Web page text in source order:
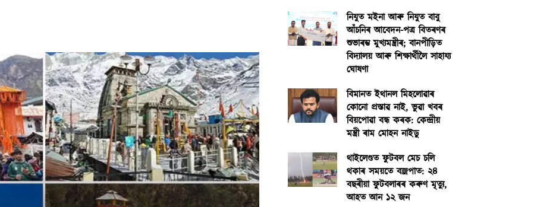
নিযুত মইনা আৰু নিযুত বাবু
আঁচনিৰ আবেদন-পত্ৰ বিতৰণৰ
শুভাৰম্ভ মুখ্যমন্ত্ৰীৰ; বানপীড়িত
বিদ্যালয় আৰু শিক্ষাৰ্থীলৈ সাহায্য
ঘোষণা
বিমানত ইথানল মিহলোৱাৰ
কোনো প্ৰস্তাৱ নাই, ভুৱা খবৰ
বিয়পোৱা বন্ধ কৰক: কেন্দ্ৰীয়
মন্ত্ৰী ৰাম মোহন নাইডু
থাইলেণ্ডত ফুটবল মেচ চলি
থকাৰ সময়তে বজ্ৰপাত: ২৪
বছৰীয়া ফুটবলাৰৰ কৰুণ মৃত্যু,
আহত আন ১২ জন